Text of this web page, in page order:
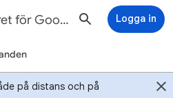
Utbildningscentret för Google Workspace Logga in
på distans och på